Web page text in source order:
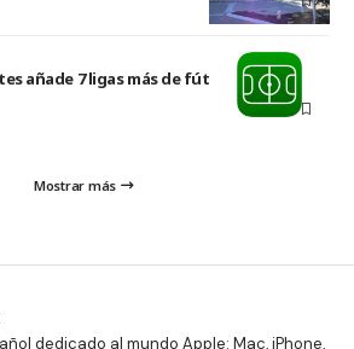
añade 7 ligas más de fútbol
Mostrar más
dedicado al mundo Apple: Mac, iPhone,